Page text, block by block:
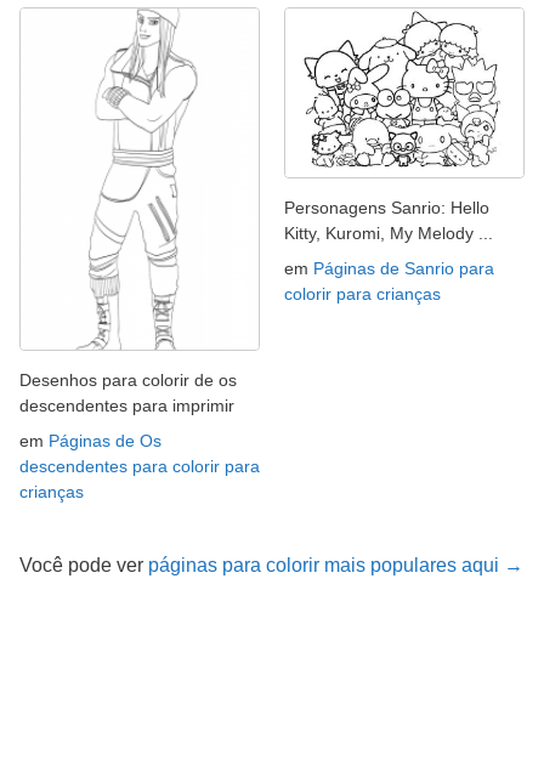
Desenhos para colorir de os
descendentes para imprimir
em Páginas de Os
descendentes para colorir para
crianças
Personagens Sanrio: Hello
Kitty, Kuromi, My Melody ...
em Páginas de Sanrio para
colorir para crianças
Você pode ver páginas para colorir mais populares aqui →